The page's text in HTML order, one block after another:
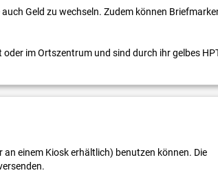
Geld zu wechseln. Zudem können
im Ortszentrum und sind durch ihr gelbes
an einem Kiosk erhältlich) benutzen können. Die